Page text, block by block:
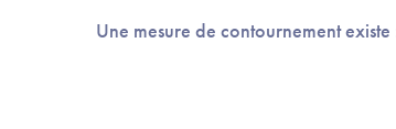
Une mesure de contournement existe